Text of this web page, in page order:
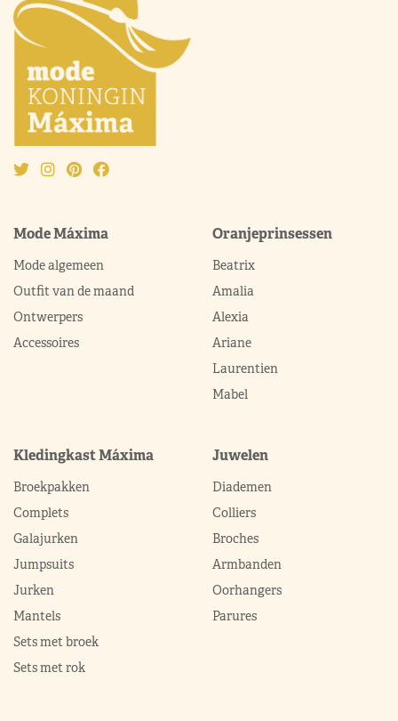
Mode Máxima
Mode algemeen
Outfit van de maand
Ontwerpers
Accessoires
Oranjeprinsessen
Beatrix
Amalia
Alexia
Ariane
Laurentien
Mabel
Kledingkast Máxima
Broekpakken
Complets
Galajurken
Jumpsuits
Jurken
Mantels
Sets met broek
Sets met rok
Juwelen
Diademen
Colliers
Broches
Armbanden
Oorhangers
Parures